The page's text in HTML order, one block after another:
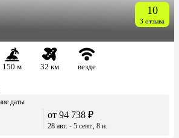
10
3 отзыва
150 м 32 км везде
даты
от 94 738 ₽
28 авг. - 5 сент., 8 н.